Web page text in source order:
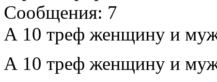
Сообщения: 7
А 10 треф женщину и
А 10 треф женщину и